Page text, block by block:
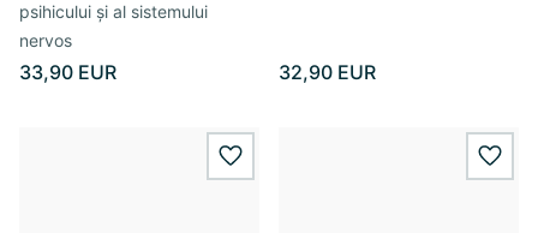
psihicului și al sistemului
nervos
33,90 EUR 32,90 EUR
wishlist.add